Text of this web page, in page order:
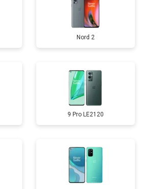
Nord 2
9 Pro LE2120